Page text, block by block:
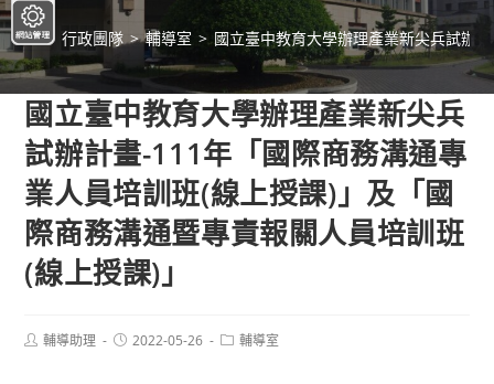
> 行政團隊 > 輔導室 > 國立臺中教育大學辦理產業新尖兵試辦
國立臺中教育大學辦理產業新尖兵
試辦計畫-111年「國際商務溝通專
業人員培訓班(線上授課)」及「國
際商務溝通暨專責報關人員培訓班
(線上授課)」
Post輔導助理
Post2022-05-26
Post輔導室